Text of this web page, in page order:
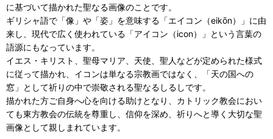
に基づいて描かれた聖なる画像のことです。
ギリシャ語で「像」や「姿」を意味する「エイコン（eikōn）」に由
来し、現代で広く使われている「アイコン（icon）」という言葉の
語源にもなっています。
イエス・キリスト、聖母マリア、天使、聖人などが定められた様式
に従って描かれ、イコンは単なる宗教画ではなく、「天の国への
窓」として祈りの中で崇敬される聖なるしるしです。
描かれた方ご自身へ心を向ける助けとなり、カトリック教会におい
ても東方教会の伝統を尊重し、信仰を深め、祈りへと導く大切な聖
画像として親しまれています。